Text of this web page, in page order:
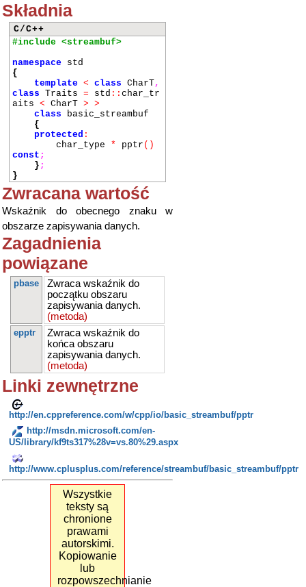
Składnia
C/C++
#include <streambuf>
namespace std
{
template < class CharT,
class Traits = std :: char_tr
aits < CharT > >
class basic_streambuf
{
protected :
char_type * pptr ()
const ;
} ;
}
Zwracana wartość
Wskaźnik do obecnego znaku w
obszarze zapisywania danych.
Zagadnienia
powiązane
pbase
Zwraca wskaźnik do
początku obszaru
zapisywania danych.
(metoda)
epptr
Zwraca wskaźnik do
końca obszaru
zapisywania danych.
(metoda)
Linki zewnętrzne
http://en.cppreference.com/w/cpp/io/basic_streambuf/pptr
http://msdn.microsoft.com/en-
US/library/kf9ts317%28v=vs.80%29.aspx
http://www.cplusplus.com/reference/streambuf/basic_streambuf/pptr
Wszystkie
teksty są
chronione
prawami
autorskimi.
Kopiowanie
lub
rozpowszechnianie